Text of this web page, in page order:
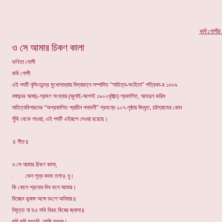
ও সে আমার চিকণ কালা
ভণিতা গোপী
কবি গোপী
এই পদটি নৃসিংহচন্দ্র মুখোপাধ্যায় বিদ্যারত্ন সম্পাদিত “সাহিত্য-সংহিতা” পত্রিকা-র ১৩০৯
বঙ্গাব্দের আষাঢ়-শ্রাবণ সংখ্যায় (জুলাই-আগস্ট ১৯০২খৃষ্টাব্দ) প্রকাশিত, আবদুল করিম
সাহিত্যবিশারদের “অপ্রকাশিত প্রাচীন পদাবলী” প্রবন্ধে ২০৭-পৃষ্ঠায় উদ্ধৃত, চট্টগ্রামের কোন
পুঁথি থেকে পাওয়া, এই পদটি এইরূপে দেওয়া রয়েছে।
॥ গীত॥
ও সে আমার চিকণ কালা,
. কেন শূন্য কদম তলা॥ ধু।
কি বোলে প্রবোধ দিব মনে আমার।
বিচ্ছেদ ভুজঙ্গ অঙ্গে ডংশে অনিবার॥
নিবৃত্ত না হএ সখি বিরহ বিষের জ্বালা॥
কবি গোপীর